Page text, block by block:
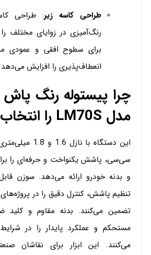
طراحی کاسه زیر: طراحی
رنگ‌آمیزی در زوایای مختلف
برای سطوح افقی و عمودی
انعطاف‌پذیری را افزایش
چرا پیستوله رنگ پاش
مدل LM70S را انتخاب کنیم؟
سی‌سی، پاشش یکنواخت و حرفه‌ای را
و بدنه خودرو ارائه می‌دهد. سوزن
تنظیم پاشش، کنترل دقیق را در
تضمین می‌کنند. بدنه مقاوم و کلید
مستحکم و عملکرد پایدار را در
می‌کنند. این ابزار برای نقاشان